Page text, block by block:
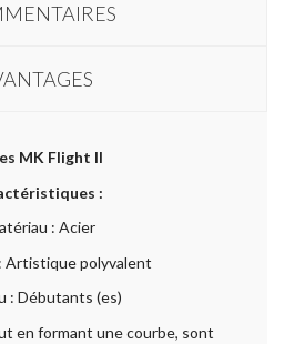
MK Flight II
:
: Acier
Artistique polyvalent
: Débutants (es)
en formant une courbe, sont